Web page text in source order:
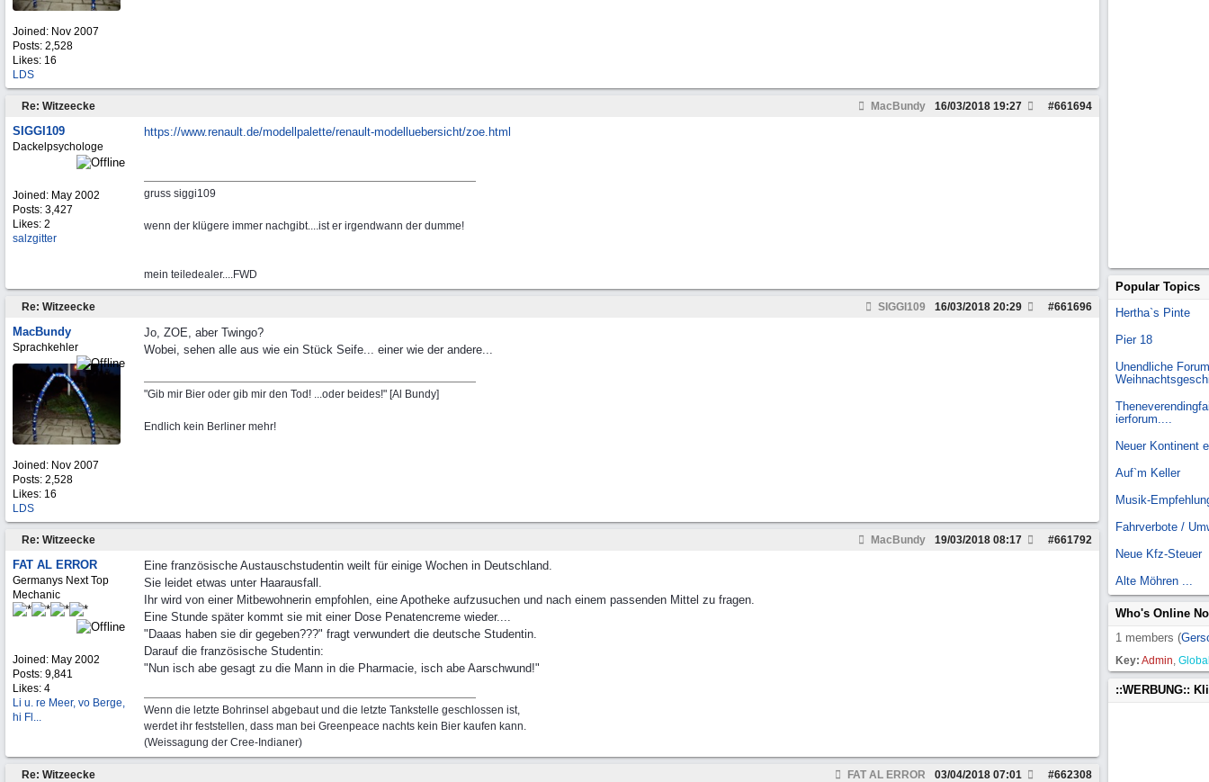
Joined: Nov 2007
Posts: 2,528
Likes: 16
LDS
Re: Witzeecke MacBundy #661694
16/03/2018 19:27
SIGGI109
Dackelpsychologe
Joined: May 2002
Posts: 3,427
Likes: 2
salzgitter
https://www.renault.de/modellpalette/renault-modelluebersicht/zoe.html
gruss siggi109
wenn der klügere immer nachgibt....ist er irgendwann der dumme!
mein teiledealer....FWD
Re: Witzeecke SIGGI109 #661696
16/03/2018 20:29
MacBundy
Sprachkehler
Joined: Nov 2007
Posts: 2,528
Likes: 16
LDS
Jo, ZOE, aber Twingo?
Wobei, sehen alle aus wie ein Stück Seife... einer wie der andere...
"Gib mir Bier oder gib mir den Tod! ...oder beides!" [Al Bundy]
Endlich kein Berliner mehr!
Re: Witzeecke MacBundy #661792
19/03/2018 08:17
FAT AL ERROR
Germanys Next Top
Mechanic
Joined: May 2002
Posts: 9,841
Likes: 4
Li u. re Meer, vo Berge,
hi Fl...
Eine französische Austauschstudentin weilt für einige Wochen in Deutschland.
Sie leidet etwas unter Haarausfall.
Ihr wird von einer Mitbewohnerin empfohlen, eine Apotheke aufzusuchen und nach einem passenden Mittel zu fragen.
Eine Stunde später kommt sie mit einer Dose Penatencreme wieder....
"Daaas haben sie dir gegeben???" fragt verwundert die deutsche Studentin.
Darauf die französische Studentin:
"Nun isch abe gesagt zu die Mann in die Pharmacie, isch abe Aarschwund!"
Wenn die letzte Bohrinsel abgebaut und die letzte Tankstelle geschlossen ist,
werdet ihr feststellen, dass man bei Greenpeace nachts kein Bier kaufen kann.
(Weissagung der Cree-Indianer)
Re: Witzeecke FAT AL ERROR #662308
03/04/2018 07:01
Popular Topics
Hertha`s Pinte
Pier 18
Unendliche
ierforum....
Neuer Kontinent
Auf`m Keller
Musik-
Fahrverbote /
Neue Kfz-Steuer
Alte Möhren ...
Who's Online
1 members (
Key: Admin,
::WERBUNG::